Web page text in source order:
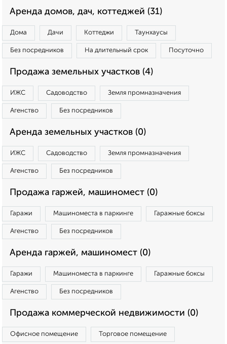
Аренда домов, дач, коттеджей (31)
Дома Дачи Коттеджи Таунхаусы
Без посредников На длительный срок Посуточно
Продажа земельных участков (4)
ИЖС Садоводство Земля промназначения
Агенство Без посредников
Аренда земельных участков (0)
ИЖС Садоводство Земля промназначения
Агенство Без посредников
Продажа гаржей, машиномест (0)
Гаражи Машиноместа в паркинге Гаражные боксы
Агенство Без посредников
Аренда гаржей, машиномест (0)
Гаражи Машиноместа в паркинге Гаражные боксы
Агенство Без посредников
Продажа коммерческой недвижимости (0)
Офисное помещение Торговое помещение